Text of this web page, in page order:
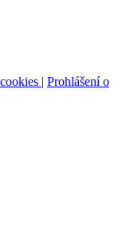
| Prohlášení o